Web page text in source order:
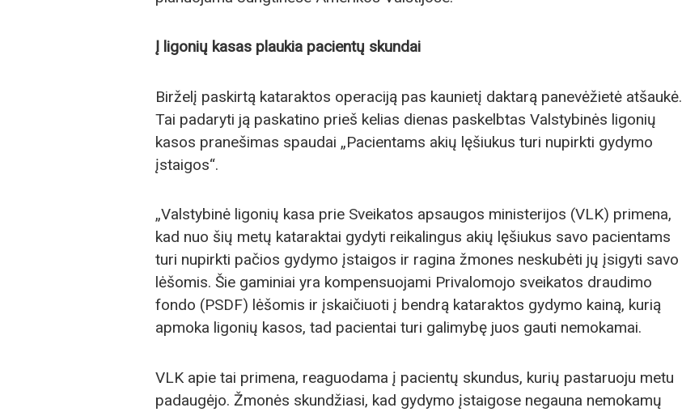
Į ligonių kasas plaukia pacientų skundai
Birželį paskirtą kataraktos operaciją pas kaunietį daktarą panevėžietė atšaukė.
Tai padaryti ją paskatino prieš kelias dienas paskelbtas Valstybinės ligonių
kasos pranešimas spaudai „Pacientams akių lęšiukus turi nupirkti gydymo
įstaigos“.
„Valstybinė ligonių kasa prie Sveikatos apsaugos ministerijos (VLK) primena,
kad nuo šių metų kataraktai gydyti reikalingus akių lęšiukus savo pacientams
turi nupirkti pačios gydymo įstaigos ir ragina žmones neskubėti jų įsigyti savo
lėšomis. Šie gaminiai yra kompensuojami Privalomojo sveikatos draudimo
fondo (PSDF) lėšomis ir įskaičiuoti į bendrą kataraktos gydymo kainą, kurią
apmoka ligonių kasos, tad pacientai turi galimybę juos gauti nemokamai.
VLK apie tai primena, reaguodama į pacientų skundus, kurių pastaruoju metu
padaugėjo. Žmonės skundžiasi, kad gydymo įstaigose negauna nemokamų